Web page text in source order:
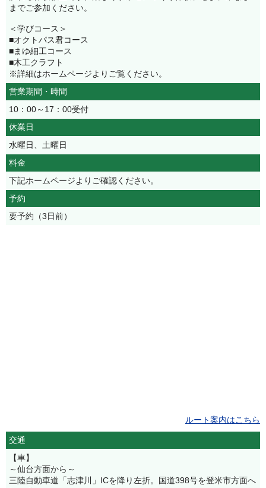
までご参加ください。
＜学びコース＞
■オクトパス君コース
■まゆ細工コース
■木工クラフト
※詳細はホームページよりご覧ください。
営業期間・時間
10：00～17：00受付
休業日
水曜日、土曜日
料金
下記ホームページよりご確認ください。
予約
要予約（3日前）
ルート案内はこちら
交通
【車】
～仙台方面から～
三陸自動車道「志津川」ICを降り左折。国道398号を登米市方面へ